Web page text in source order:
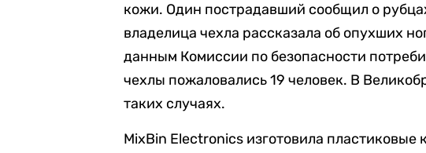
кожи. Один пострадавший сообщил о
владелица чехла рассказала об опухших
данным Комиссии по безопасности
чехлы пожаловались 19 человек. В
таких случаях.
MixBin Electronics изготовила